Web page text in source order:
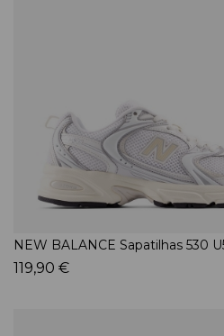
NEW BALANCE Sapatilhas 530
119,90 €